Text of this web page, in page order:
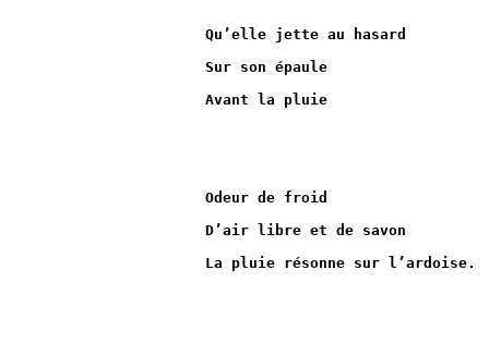
Qu’elle jette au hasard
Sur son épaule
Avant la pluie
Odeur de froid
D’air libre et de savon
La pluie résonne sur l’ardoise.